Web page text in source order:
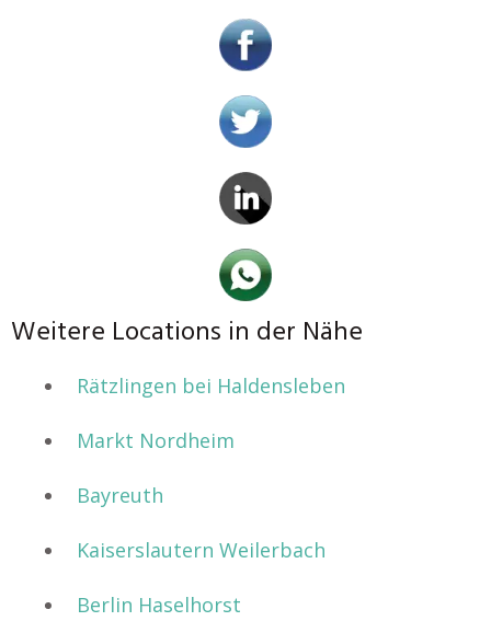
Weitere Locations in der Nähe
Rätzlingen bei Haldensleben
Markt Nordheim
Bayreuth
Kaiserslautern Weilerbach
Berlin Haselhorst